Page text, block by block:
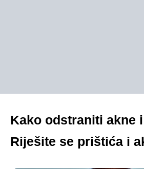
Kako odstraniti akne
Riješite se prištića i